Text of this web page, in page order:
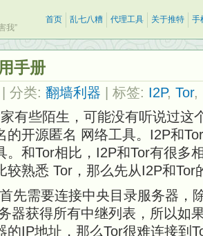
我”
首页 乱七八糟 代理工具 关于推特 手
手册
| 分类: 翻墙利器 | 标签: I2P, Tor,
有些陌生，可能没有听说过这
的开源匿名 网络工具。I2P和
。和Tor相比，I2P和Tor有很多
较熟悉 Tor，那么先从I2P和Tor
先需要连接中央目录服务器，
器获得所有中继列表，所以如
的IP地址，那么Tor很难连接到